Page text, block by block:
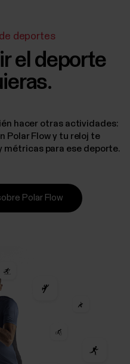
deportes
el deporte
hacer otras actividades:
Polar Flow y tu reloj te
métricas para ese deporte.
Polar Flow